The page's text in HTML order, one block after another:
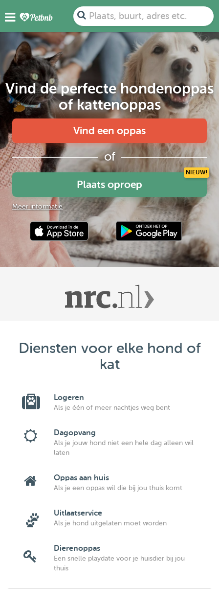
Plaats, buurt, adres etc.
Vind de perfecte hondenoppas
of kattenoppas
Vind een oppas
of
NIEUW!
Plaats oproep
Meer informatie
Diensten voor elke hond of
kat
Logeren
Als je één of meer nachtjes weg bent
Dagopvang
Als je jouw hond niet een hele dag alleen wil
laten
Oppas aan huis
Als je een oppas wil die bij jou thuis komt
Uitlaatservice
Als je hond uitgelaten moet worden
Dierenoppas
Een snelle playdate voor je huisdier bij jou
thuis